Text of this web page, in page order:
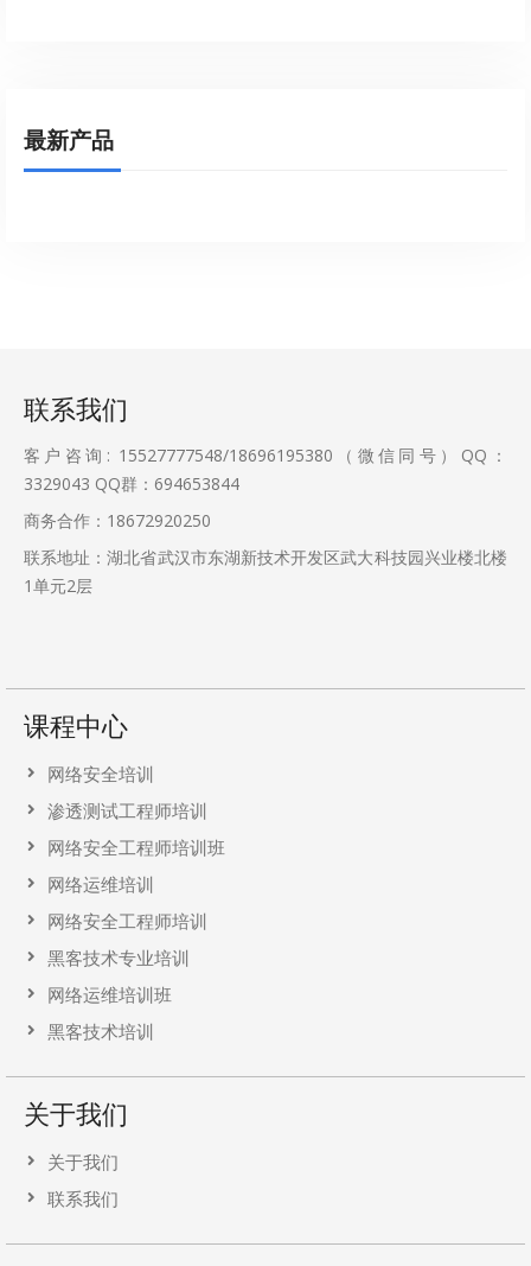
最新产品
联系我们
客户咨询: 15527777548/18696195380（微信同号）QQ：
3329043 QQ群：694653844
商务合作：18672920250
联系地址：湖北省武汉市东湖新技术开发区武大科技园兴业楼北楼
1单元2层
课程中心
网络安全培训
渗透测试工程师培训
网络安全工程师培训班
网络运维培训
网络安全工程师培训
黑客技术专业培训
网络运维培训班
黑客技术培训
关于我们
关于我们
联系我们